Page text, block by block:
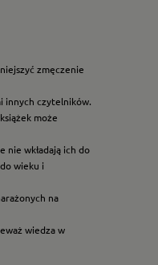
zmęczenie
innych czytelników.
może
nie wkładają ich do
wieku i
na
wiedza w